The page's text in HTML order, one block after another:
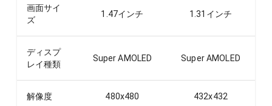
画面サイ
ズ
1.47インチ 1.31 インチ
ディスプ
レイ種類
Super AMOLED Super AMOLED
解像度 480x480 432x432